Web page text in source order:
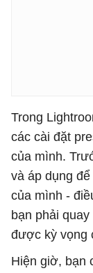
Trong
các cài đặt
của mình.
và áp dụng
của mình -
bạn phải
được kỳ vọng
Hiện giờ, bạn